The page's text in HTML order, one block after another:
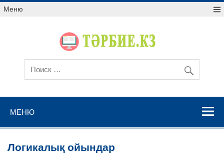
Меню
МЕНЮ
Логикалық ойындар